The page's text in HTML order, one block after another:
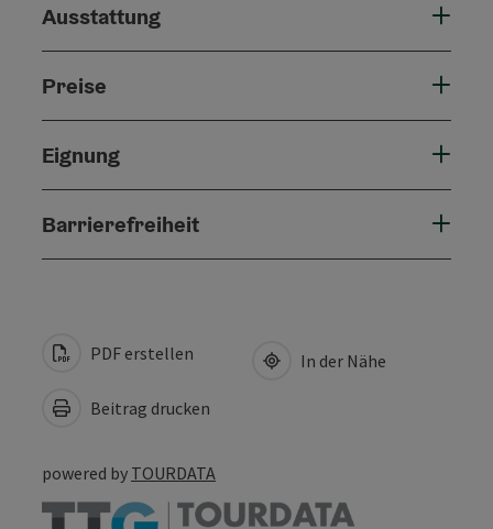
Ausstattung
Preise
Eignung
Barrierefreiheit
PDF erstellen
Beitrag drucken
In der Nähe
powered by TOURDATA